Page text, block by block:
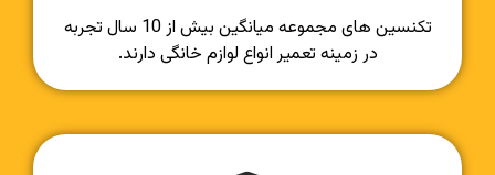
تکنسین های مجموعه میانگین بیش از 10 سال تجربه
در زمینه تعمیر انواع لوازم خانگی دارند.